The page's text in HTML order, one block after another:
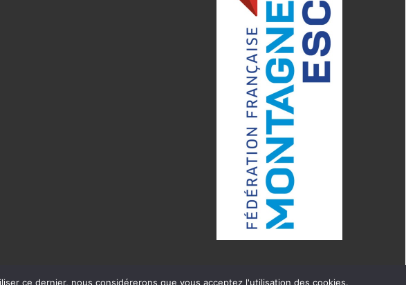
ce dernier, nous considérerons que vous acceptez l'utilisation des cookies.